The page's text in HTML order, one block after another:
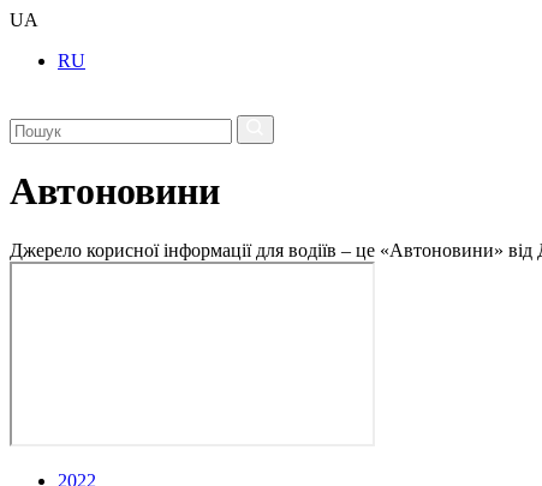
UA
RU
Автоновини
Джерело корисної інформації для водіїв – це «Автоновини»
2022